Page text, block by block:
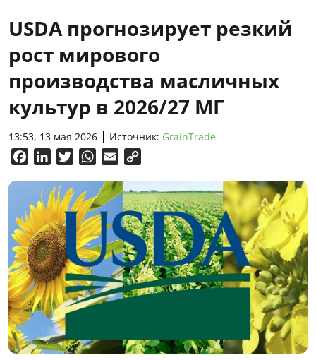
USDA прогнозирует резкий
рост мирового
производства масличных
культур в 2026/27 МГ
13:53, 13 мая 2026 Источник: GrainTrade
FacebookLinkedInTwitterWhatsApp
Email